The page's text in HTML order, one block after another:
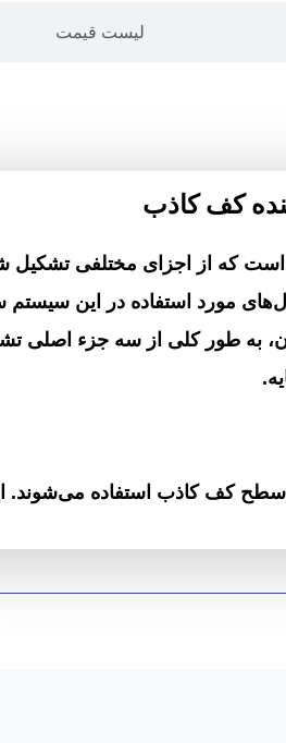
لیست قیمت
کف کاذب
که از اجزای مختلفی تشکیل
مورد استفاده در این
به طور کلی از سه جزء اصلی
کف کاذب استفاده می‌شوند. این